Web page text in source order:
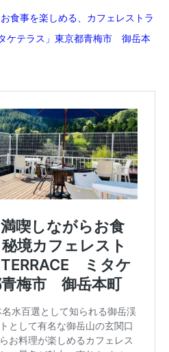
食事を楽しめる、カフェレストラ
ケテラス」東京都青梅市 御岳本